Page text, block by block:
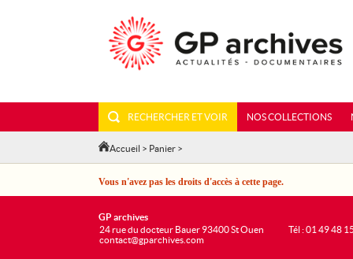
RECHERCHER ET VOIR NOS COLLECTIONS
Accueil > Panier >
Vous n'avez pas les droits d'accès à cette page.
GP archives
24 rue du docteur Bauer 93400 St Ouen
contact@gparchives.com
Tél : 01 49 48